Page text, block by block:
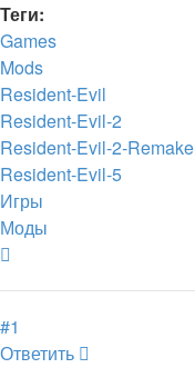
Теги:
Games
Mods
Resident-Evil
Resident-Evil-2
Resident-Evil-2-Remake
Resident-Evil-5
Игры
Моды
#1
Ответить